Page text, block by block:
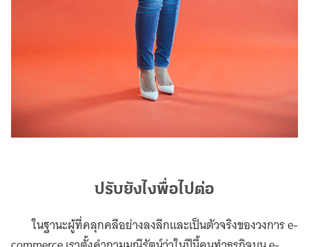
ปรับยังไงพื่อไปต่อ
ในฐานะผู้ที่คลุกคลีอย่างลงลึกและเป็นตัวจริงของวงการ e-